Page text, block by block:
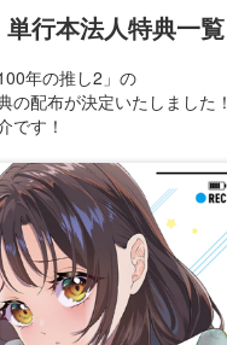
単行本法人特典一覧
年の推し2」の
の配布が決定いたしました！
です！